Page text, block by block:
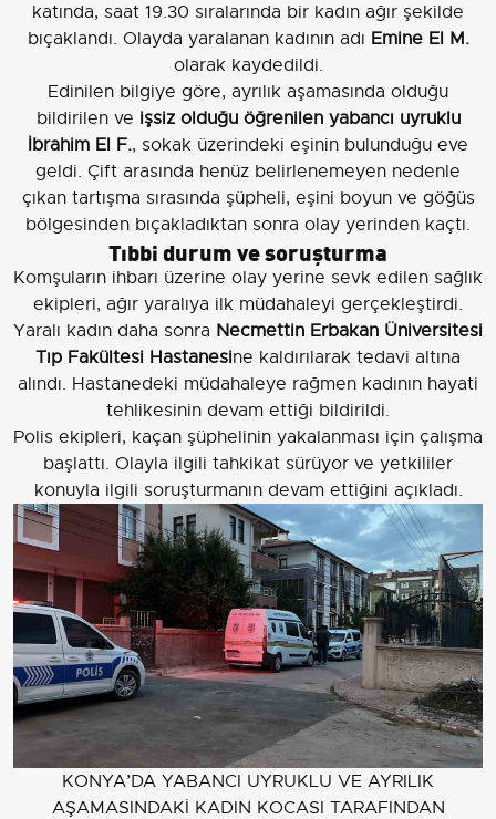
katında, saat 19.30 sıralarında bir kadın ağır şekilde
bıçaklandı. Olayda yaralanan kadının adı Emine El M.
olarak kaydedildi.
Edinilen bilgiye göre, ayrılık aşamasında olduğu
bildirilen ve işsiz olduğu öğrenilen yabancı uyruklu
İbrahim El F., sokak üzerindeki eşinin bulunduğu eve
geldi. Çift arasında henüz belirlenemeyen nedenle
çıkan tartışma sırasında şüpheli, eşini boyun ve göğüs
bölgesinden bıçakladıktan sonra olay yerinden kaçtı.
Tıbbi durum ve soruşturma
Komşuların ihbarı üzerine olay yerine sevk edilen sağlık
ekipleri, ağır yaralıya ilk müdahaleyi gerçekleştirdi.
Yaralı kadın daha sonra Necmettin Erbakan Üniversitesi
Tıp Fakültesi Hastanesine kaldırılarak tedavi altına
alındı. Hastanedeki müdahaleye rağmen kadının hayati
tehlikesinin devam ettiği bildirildi.
Polis ekipleri, kaçan şüphelinin yakalanması için çalışma
başlattı. Olayla ilgili tahkikat sürüyor ve yetkililer
konuyla ilgili soruşturmanın devam ettiğini açıkladı.
KONYA’DA YABANCI UYRUKLU VE AYRILIK
AŞAMASINDAKİ KADIN KOCASI TARAFINDAN